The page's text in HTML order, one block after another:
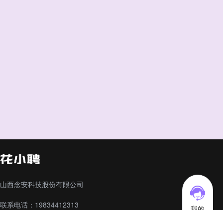
山西念安科技股份有限公司
联系电话：19834412313